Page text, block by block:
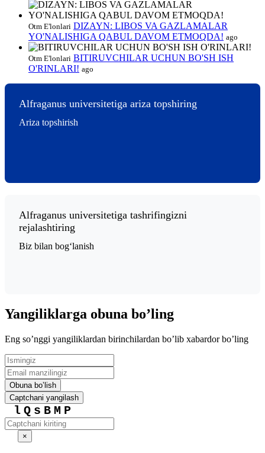
Otm E'lonlari DIZAYN: LIBOS VA GAZLAMALAR
YO'NALISHIGA QABUL DAVOM ETMOQDA! ago
Otm E'lonlari BITIRUVCHILAR UCHUN BO'SH ISH
O'RINLARI! ago
Alfraganus universitetiga ariza topshiring
Ariza topshirish
Alfraganus universitetiga tashrifingizni
rejalashtiring
Biz bilan bogʻlanish
Yangiliklarga obuna boʼling
Eng soʼnggi yangiliklardan birinchilardan boʼlib xabardor boʼling
Obuna boʼlish
Captchani yangilash
lQsBMP
×